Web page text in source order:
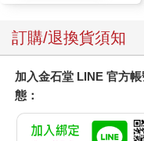
這個故事中有兩個有趣
下使用了一種設備：一
吃一驚。當雅各在那個
「梯子」和「上帝的使者
「視野」，而且到了早上
都不在了。
訂購/退換貨須知
加入金石堂 LINE 官方
態：